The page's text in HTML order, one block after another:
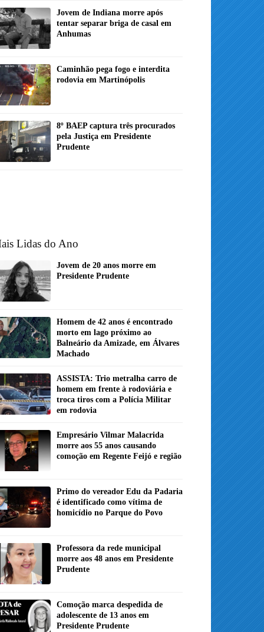
Jovem de Indiana morre após
tentar separar briga de casal em
Anhumas
Caminhão pega fogo e interdita
rodovia em Martinópolis
8º BAEP captura três procurados
pela Justiça em Presidente
Prudente
Lidas do Ano
Jovem de 20 anos morre em
Presidente Prudente
Homem de 42 anos é encontrado
morto em lago próximo ao
Balneário da Amizade, em Álvares
Machado
ASSISTA: Trio metralha carro de
homem em frente à rodoviária e
troca tiros com a Polícia Militar
em rodovia
Empresário Vilmar Malacrida
morre aos 55 anos causando
comoção em Regente Feijó e região
Primo do vereador Edu da Padaria
é identificado como vítima de
homicídio no Parque do Povo
Professora da rede municipal
morre aos 48 anos em Presidente
Prudente
Comoção marca despedida de
adolescente de 13 anos em
Presidente Prudente